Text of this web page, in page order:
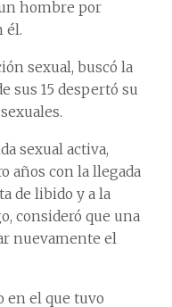
hombre por
él.
sexual, buscó la
sus 15 despertó su
sexual activa,
años con la llegada
de libido y a la
consideró que una
nuevamente el
en el que tuvo